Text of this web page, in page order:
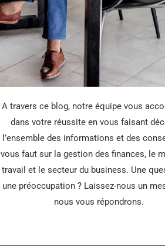
A travers ce blog, notre équipe vous
dans votre réussite en vous faisant
l’ensemble des informations et des
vous faut sur la gestion des finances, le
travail et le secteur du business. Une
une préoccupation ? Laissez-nous un
nous vous répondrons.